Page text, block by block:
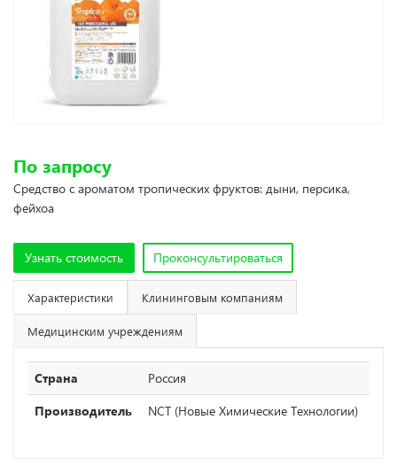
По запросу
Средство с ароматом тропических фруктов: дыни, персика,
фейхоа
Узнать стоимость Проконсультироваться
Характеристики Клининговым компаниям
Медицинским учреждениям
Страна
Россия
Производитель
NCT (Новые Химические Технологии)